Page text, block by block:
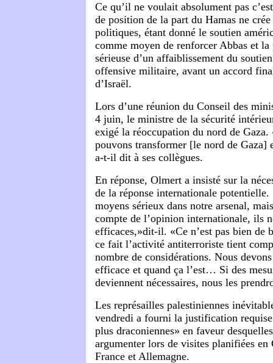
Ce qu’il ne voulait absolument pas
de position de la part du Hamas ne
politiques, étant donné le soutien
comme moyen de renforcer Abbas et
sérieuse d’un affaiblissement du
offensive militaire, avant un accord
d’Israël.
Lors d’une réunion du Conseil des
4 juin, le ministre de la sécurité
exigé la réoccupation du nord de Gaza.
pouvons transformer [le nord de Gaza]
a-t-il dit à ses collègues.
En réponse, Olmert a insisté sur la
de la réponse internationale potentielle.
moyens sérieux dans notre arsenal,
compte de l’opinion internationale, ils
efficaces,»dit-il. «Ce n’est pas bien de
ce fait l’activité antiterroriste tient
nombre de considérations. Nous
efficace et quand ça l’est… Si des
deviennent nécessaires, nous les
Les représailles palestiniennes
vendredi a fourni la justification
plus draconiennes» en faveur
argumenter lors de visites planifiées en
France et Allemagne.